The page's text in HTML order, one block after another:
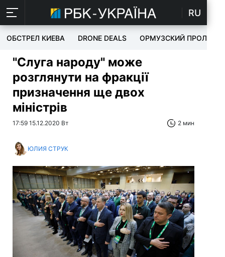
RU
ОБСТРЕЛ КИЕВА DRONE DEALS ОРМУЗСКИЙ ПРОЛИВ
"Слуга народу" може
розглянути на фракції
призначення ще двох
міністрів
17:59 15.12.2020 Вт 2 мин
ЮЛИЯ СТРУК